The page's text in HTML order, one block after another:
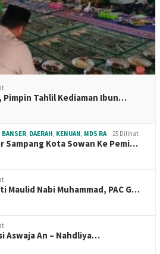
Pimpin Tahlil Kediaman Ibun…
BANSER DAERAH KENUAN MDS RA 25 Dilihat
Sampang Kota Sowan Ke Pemi…
Maulid Nabi Muhammad, PAC G…
Aswaja An – Nahdliya…